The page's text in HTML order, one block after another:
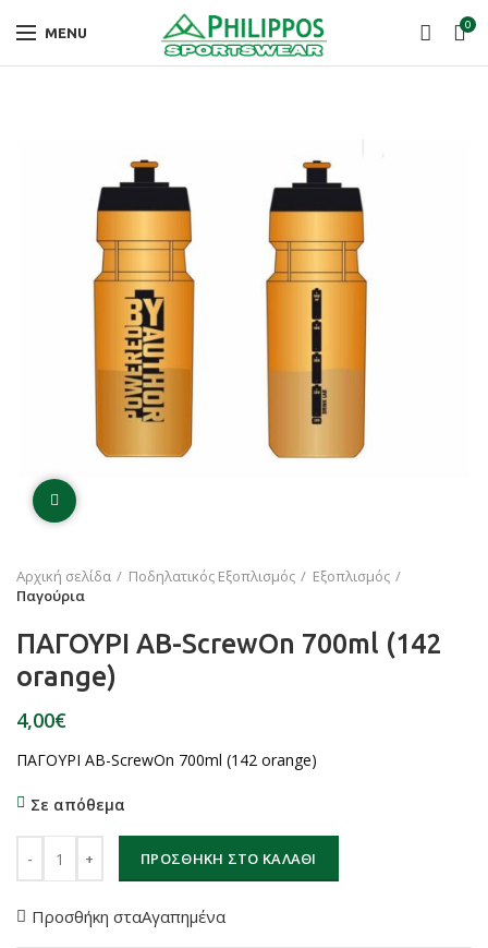
MENU 0
Αρχική σελίδα Ποδηλατικός Εξοπλισμός
Εξοπλισμός
Παγούρια
ΠΑΓΟΥΡΙ AB-ScrewOn 700ml (142
orange)
€
ΠΑΓΟΥΡΙ AB-ScrewOn 700ml (142 orange)
Σε απόθεμα
ΠΡΟΣΘΉΚΗ ΣΤΟ ΚΑΛΆΘΙ
Προσθήκη σταΑγαπημένα